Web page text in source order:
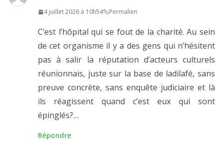
4 juillet 2026 à 10h54 Permalien
C’est l’hôpital qui se fout de la charité. Au sein
de cet organisme il y a des gens qui n’hésitent
pas à salir la réputation d’acteurs culturels
réunionnais, juste sur la base de ladilafé, sans
preuve concrète, sans enquête judiciaire et là
ils réagissent quand c’est eux qui sont
épinglés?…
Répondre